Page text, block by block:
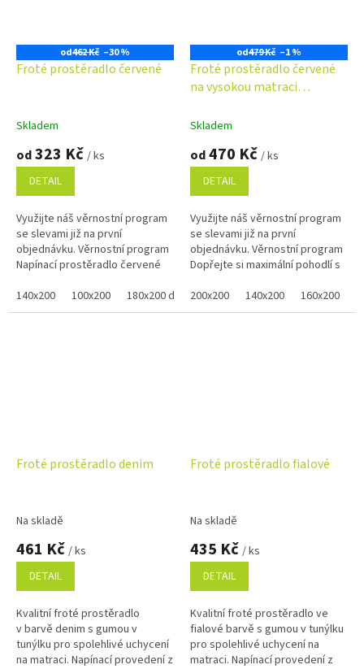
od462 Kč –30 %
Froté prostěradlo červené
Skladem
od323 Kč / ks
DETAIL
Využijte náš věrnostní program
se slevami již na první
objednávku. Věrnostní program
Napínací prostěradlo červené
nabízíme v několika rozměrech.
140x200 100x200 180x200 dvojlůžko 220x200
od479 Kč –1 %
Froté prostěradlo červené
na vysokou matraci
Skladem
od470 Kč / ks
DETAIL
Využijte náš věrnostní program
se slevami již na první
objednávku. Věrnostní program
Dopřejte si maximální pohodlí s
prostěradlem na vysokou
matraci,...
200x200 140x200 160x200
Froté prostěradlo denim
Na skladě
461 Kč / ks
DETAIL
Kvalitní froté prostěradlo
v barvě denim s gumou v
tunýlku pro spolehlivé uchycení
na matraci. Napínací provedení z
Froté prostěradlo fialové
Na skladě
435 Kč / ks
DETAIL
Kvalitní froté prostěradlo ve
fialové barvě s gumou v tunýlku
pro spolehlivé uchycení na
matraci. Napínací provedení z